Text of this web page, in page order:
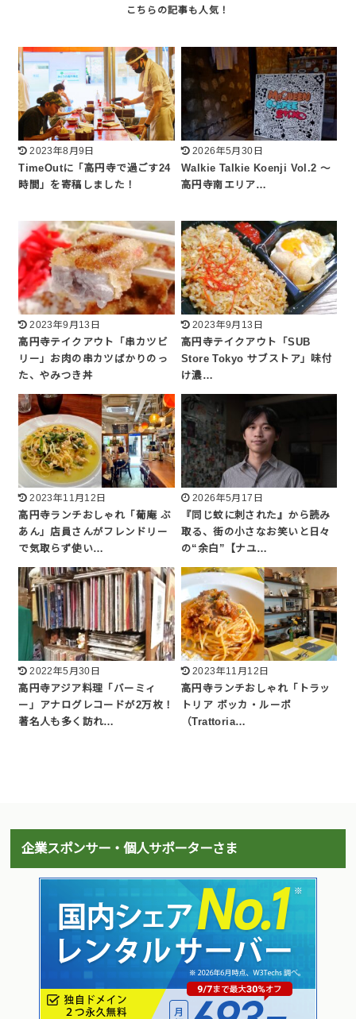
2023年8月9日
TimeOutに「高円寺で過ごす24
時間」を寄稿しました！
2026年5月30日
Walkie Talkie Koenji Vol.2 ～
高円寺南エリア…
2023年9月13日
高円寺テイクアウト「串カツビ
リー」お肉の串カツばかりのっ
た、やみつき丼
2023年9月13日
高円寺テイクアウト「SUB
Store Tokyo サブストア」味付
け濃…
2023年11月12日
高円寺ランチおしゃれ「葡庵 ぶ
あん」店員さんがフレンドリー
で気取らず使い…
2026年5月17日
『同じ蚊に刺された』から読み
取る、街の小さなお笑いと日々
の“余白”【ナユ…
2022年5月30日
高円寺アジア料理「バーミィ
ー」アナログレコードが2万枚！
著名人も多く訪れ…
2023年11月12日
高円寺ランチおしゃれ「トラッ
トリア ボッカ・ルーポ
（Trattoria…
企業スポンサー・個人サポーターさま